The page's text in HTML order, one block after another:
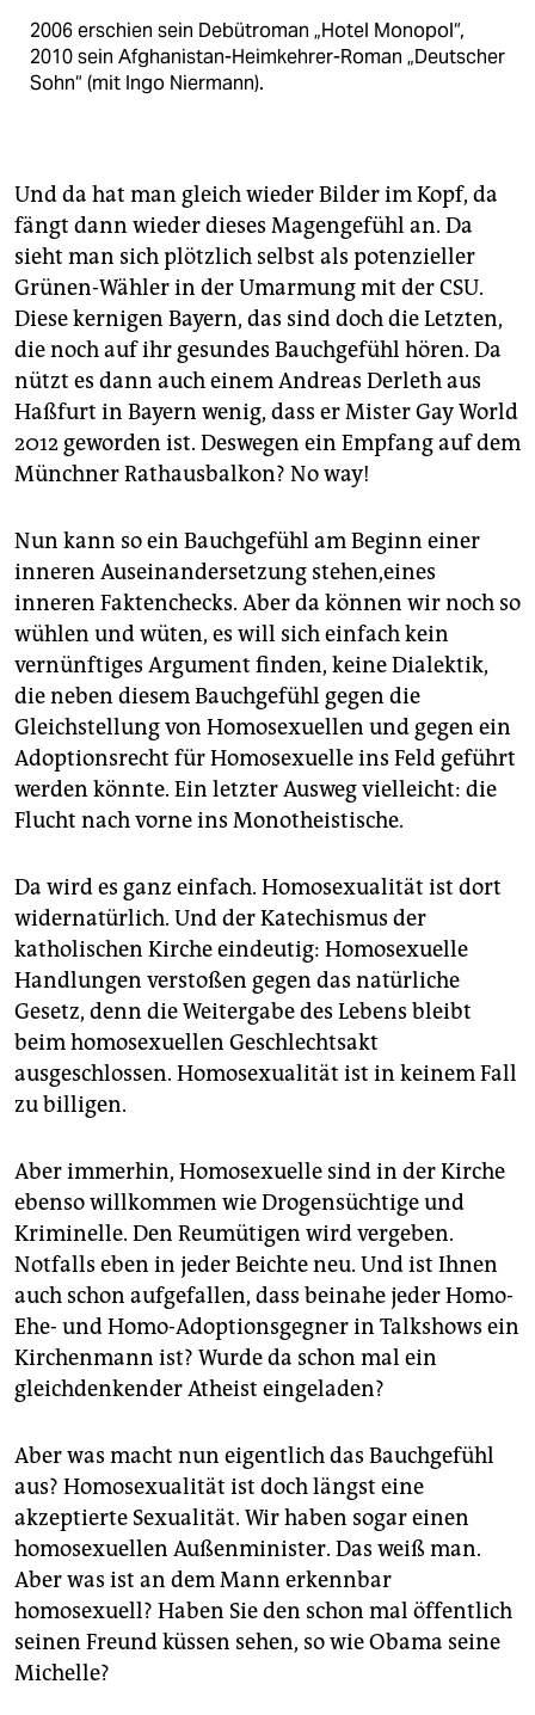
2006 erschien sein Debütroman „Hotel Monopol“,
2010 sein Afghanistan-Heimkehrer-Roman „Deutscher
Sohn“ (mit Ingo Niermann).
Und da hat man gleich wieder Bilder im Kopf, da
fängt dann wieder dieses Magengefühl an. Da
sieht man sich plötzlich selbst als potenzieller
Grünen-Wähler in der Umarmung mit der CSU.
Diese kernigen Bayern, das sind doch die Letzten,
die noch auf ihr gesundes Bauchgefühl hören. Da
nützt es dann auch einem Andreas Derleth aus
Haßfurt in Bayern wenig, dass er Mister Gay World
2012 geworden ist. Deswegen ein Empfang auf dem
Münchner Rathausbalkon? No way!
Nun kann so ein Bauchgefühl am Beginn einer
inneren Auseinandersetzung stehen,eines
inneren Faktenchecks. Aber da können wir noch so
wühlen und wüten, es will sich einfach kein
vernünftiges Argument finden, keine Dialektik,
die neben diesem Bauchgefühl gegen die
Gleichstellung von Homosexuellen und gegen ein
Adoptionsrecht für Homosexuelle ins Feld geführt
werden könnte. Ein letzter Ausweg vielleicht: die
Flucht nach vorne ins Monotheistische.
Da wird es ganz einfach. Homosexualität ist dort
widernatürlich. Und der Katechismus der
katholischen Kirche eindeutig: Homosexuelle
Handlungen verstoßen gegen das natürliche
Gesetz, denn die Weitergabe des Lebens bleibt
beim homosexuellen Geschlechtsakt
ausgeschlossen. Homosexualität ist in keinem Fall
zu billigen.
Aber immerhin, Homosexuelle sind in der Kirche
ebenso willkommen wie Drogensüchtige und
Kriminelle. Den Reumütigen wird vergeben.
Notfalls eben in jeder Beichte neu. Und ist Ihnen
auch schon aufgefallen, dass beinahe jeder Homo-
Ehe- und Homo-Adoptionsgegner in Talkshows ein
Kirchenmann ist? Wurde da schon mal ein
gleichdenkender Atheist eingeladen?
Aber was macht nun eigentlich das Bauchgefühl
aus? Homosexualität ist doch längst eine
akzeptierte Sexualität. Wir haben sogar einen
homosexuellen Außenminister. Das weiß man.
Aber was ist an dem Mann erkennbar
homosexuell? Haben Sie den schon mal öffentlich
seinen Freund küssen sehen, so wie Obama seine
Michelle?